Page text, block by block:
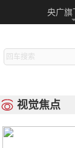
央广旗
 视觉焦点